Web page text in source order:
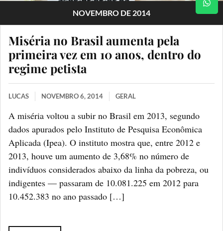
NOVEMBRO DE 2014
Miséria no Brasil aumenta pela
primeira vez em 10 anos, dentro do
regime petista
LUCAS NOVEMBRO 6, 2014 GERAL
A miséria voltou a subir no Brasil em 2013, segundo
dados apurados pelo Instituto de Pesquisa Econômica
Aplicada (Ipea). O instituto mostra que, entre 2012 e
2013, houve um aumento de 3,68% no número de
indivíduos considerados abaixo da linha da pobreza, ou
indigentes — passaram de 10.081.225 em 2012 para
10.452.383 no ano passado […]